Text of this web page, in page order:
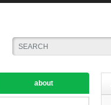
about